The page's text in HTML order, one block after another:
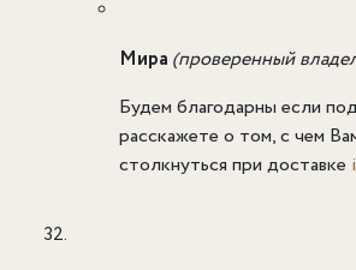
Мира (проверенный
Будем благодарны если
расскажете о том, с чем
столкнуться при доставке